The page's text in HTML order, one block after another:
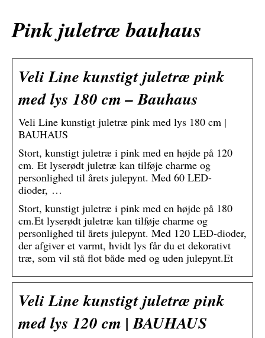
Pink juletræ bauhaus
Veli Line kunstigt juletræ pink
med lys 180 cm – Bauhaus
Veli Line kunstigt juletræ pink med lys 180 cm |
BAUHAUS
Stort, kunstigt juletræ i pink med en højde på 120
cm. Et lyserødt juletræ kan tilføje charme og
personlighed til årets julepynt. Med 60 LED-
dioder, …
Stort, kunstigt juletræ i pink med en højde på 180
cm.Et lyserødt juletræ kan tilføje charme og
personlighed til årets julepynt. Med 120 LED-dioder,
der afgiver et varmt, hvidt lys får du et dekorativt
træ, som vil stå flot både med og uden julepynt.Et
Veli Line kunstigt juletræ pink
med lys 120 cm | BAUHAUS